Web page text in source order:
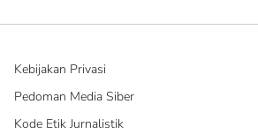
Kebijakan Privasi
Pedoman Media Siber
Kode Etik Jurnalistik